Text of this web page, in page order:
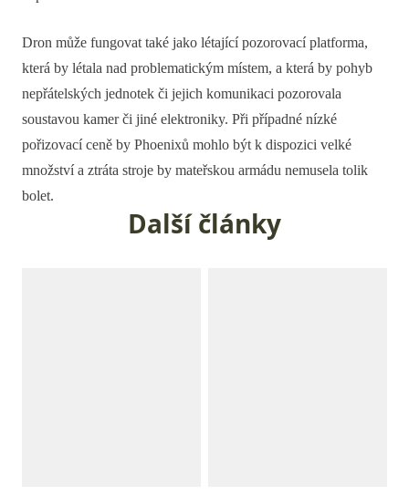
Dron může fungovat také jako létající pozorovací platforma,
která by létala nad problematickým místem, a která by pohyb
nepřátelských jednotek či jejich komunikaci pozorovala
soustavou kamer či jiné elektroniky. Při případné nízké
pořizovací ceně by Phoenixů mohlo být k dispozici velké
množství a ztráta stroje by mateřskou armádu nemusela tolik
bolet.
Další články